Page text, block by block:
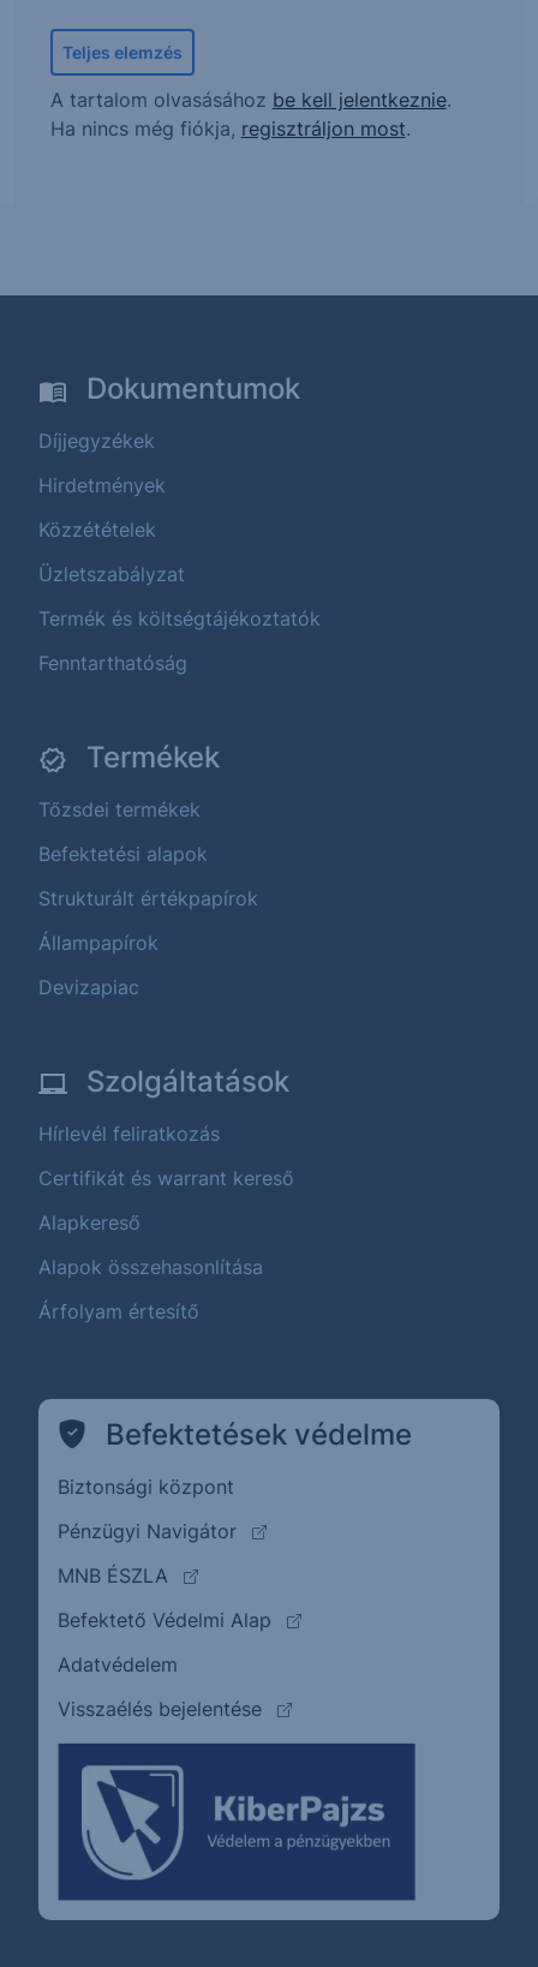
Teljes elemzés
A tartalom olvasásához be kell jelentkeznie.
Ha nincs még fiókja, regisztráljon most.
Dokumentumok
Díjjegyzékek
Hirdetmények
Közzétételek
Üzletszabályzat
Termék és költségtájékoztatók
Fenntarthatóság
Termékek
Tőzsdei termékek
Befektetési alapok
Strukturált értékpapírok
Állampapírok
Devizapiac
Szolgáltatások
Hírlevél feliratkozás
Certifikát és warrant kereső
Alapkereső
Alapok összehasonlítása
Árfolyam értesítő
Befektetések védelme
Biztonsági központ
Pénzügyi Navigátor
(külső oldalra ugrik)
MNB ÉSZLA
(külső oldalra ugrik)
Befektető Védelmi Alap
(külső oldalra ugrik)
Adatvédelem
Visszaélés bejelentése
(külső oldalra ugrik)